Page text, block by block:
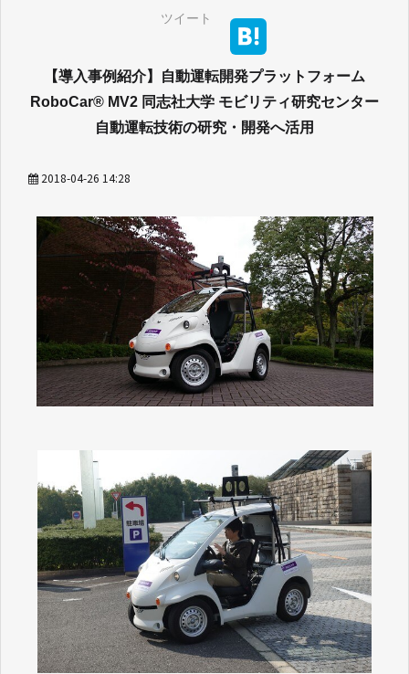
ツイート
【導入事例紹介】自動運転開発プラットフォーム
RoboCar® MV2 同志社大学 モビリティ研究センター
2018-04-26 14:28